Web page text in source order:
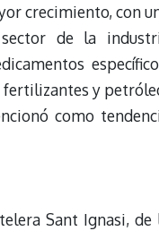
crecimiento, con
de la
y
como
Sant Ignasi, de